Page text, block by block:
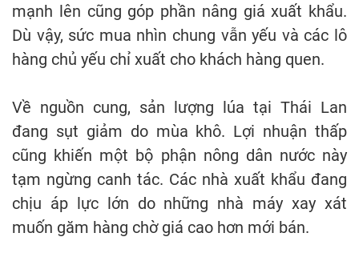
mạnh lên cũng góp phần nâng giá xuất khẩu.
Dù vậy, sức mua nhìn chung vẫn yếu và các lô
hàng chủ yếu chỉ xuất cho khách hàng quen.
Về nguồn cung, sản lượng lúa tại Thái Lan
đang sụt giảm do mùa khô. Lợi nhuận thấp
cũng khiến một bộ phận nông dân nước này
tạm ngừng canh tác. Các nhà xuất khẩu đang
chịu áp lực lớn do những nhà máy xay xát
muốn găm hàng chờ giá cao hơn mới bán.